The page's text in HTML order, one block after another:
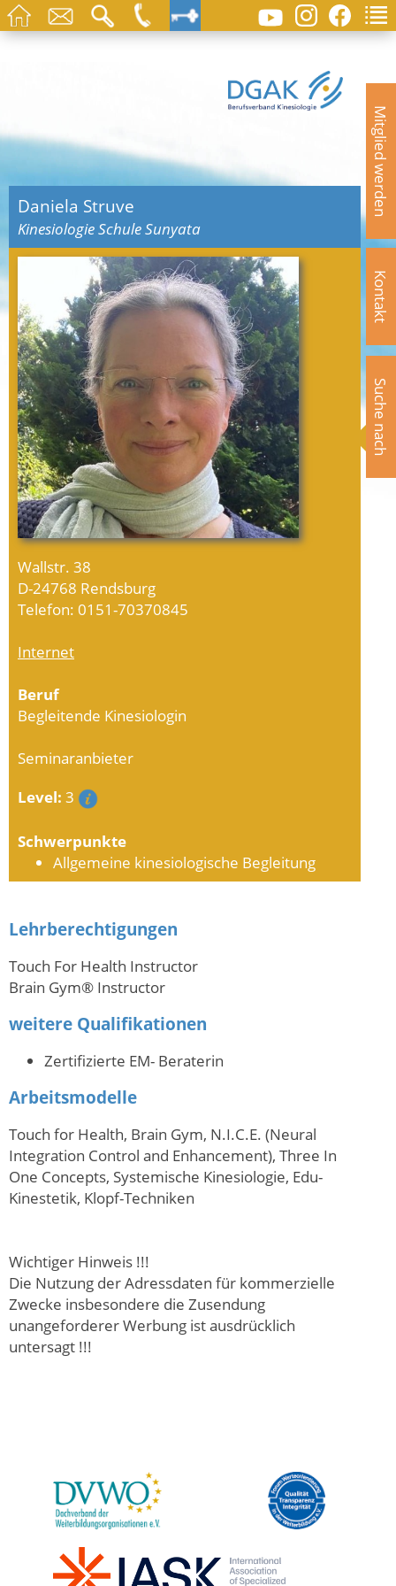
Mitglied werden
Kontakt
Suche nach
Daniela Struve
Kinesiologie Schule Sunyata
Wallstr. 38
D-24768 Rendsburg
Telefon: 0151-70370845
Internet
Beruf
Begleitende Kinesiologin
Seminaranbieter
Level: 3
Schwerpunkte
Allgemeine kinesiologische Begleitung
Lehrberechtigungen
Touch For Health Instructor
Brain Gym® Instructor
weitere Qualifikationen
Zertifizierte EM- Beraterin
Arbeitsmodelle
Touch for Health, Brain Gym, N.I.C.E. (Neural
Integration Control and Enhancement), Three In
One Concepts, Systemische Kinesiologie, Edu-
Kinestetik, Klopf-Techniken
Wichtiger Hinweis !!!
Die Nutzung der Adressdaten für kommerzielle
Zwecke insbesondere die Zusendung
unangeforderer Werbung ist ausdrücklich
untersagt !!!